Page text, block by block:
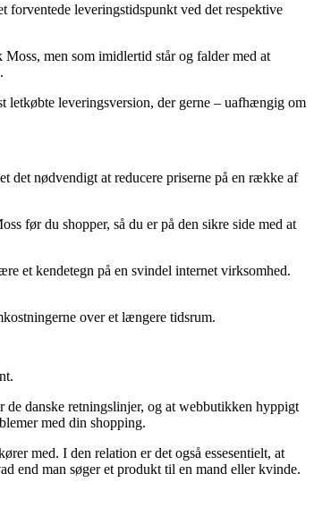
forventede leveringstidspunkt ved det respektive
men som imidlertid står og falder med at
letkøbte leveringsversion, der gerne – uafhængig om
det nødvendigt at reducere priserne på en række af
før du shopper, så du er på den sikre side med at
et kendetegn på en svindel internet virksomhed.
over et længere tidsrum.
danske retningslinjer, og at webbutikken hyppigt
med din shopping.
med. I den relation er det også essesentielt, at
end man søger et produkt til en mand eller kvinde.